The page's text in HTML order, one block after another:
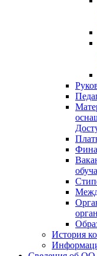
История